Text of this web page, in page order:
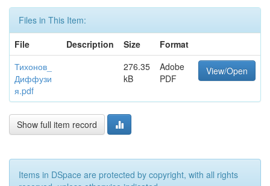
Files in This Item:
File
Description Size
Format
Тихонов_
Диффузи
я.pdf
276.35
kB
Adobe
PDF
View/Open
Show full item record
Items in DSpace are protected by copyright, with all rights